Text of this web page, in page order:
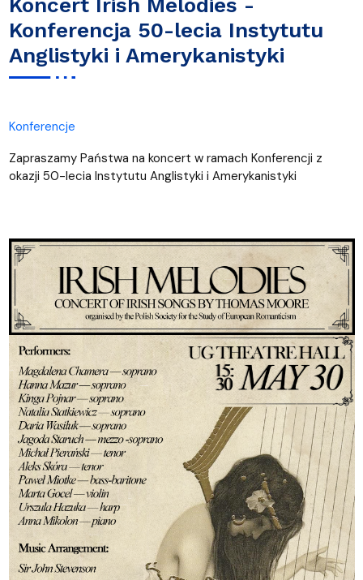
Konferencja 50-lecia Instytutu
Anglistyki i Amerykanistyki
Konferencje
Zapraszamy Państwa na koncert w ramach Konferencji z
okazji 50-lecia Instytutu Anglistyki i Amerykanistyki